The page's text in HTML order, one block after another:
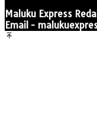
Maluku Express
Email -